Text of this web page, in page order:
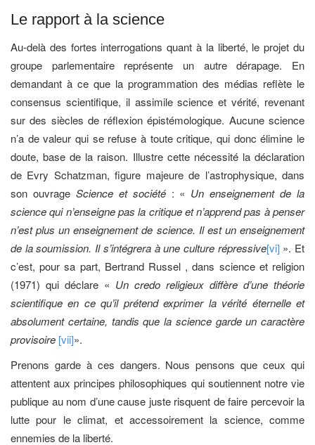
Le rapport à la science
Au-delà des fortes interrogations quant à la liberté, le projet du
groupe parlementaire représente un autre dérapage. En
demandant à ce que la programmation des médias reflète le
consensus scientifique, il assimile science et vérité, revenant
sur des siècles de réflexion épistémologique. Aucune science
n’a de valeur qui se refuse à toute critique, qui donc élimine le
doute, base de la raison. Illustre cette nécessité la déclaration
de Evry Schatzman, figure majeure de l’astrophysique, dans
son ouvrage Science et société: « Un enseignement de la
science qui n’enseigne pas la critique et n’apprend pas à penser
n’est plus un enseignement de science. Il est un enseignement
de la soumission. Il s’intégrera à une culture répressive[vi]». Et
c’est, pour sa part, Bertrand Russel , dans science et religion
(1971) qui déclare « Un credo religieux diffère d’une théorie
scientifique en ce qu’il prétend exprimer la vérité éternelle et
absolument certaine, tandis que la science garde un caractère
provisoire [vii]».
Prenons garde à ces dangers. Nous pensons que ceux qui
attentent aux principes philosophiques qui soutiennent notre vie
publique au nom d’une cause juste risquent de faire percevoir la
lutte pour le climat, et accessoirement la science, comme
ennemies de la liberté.